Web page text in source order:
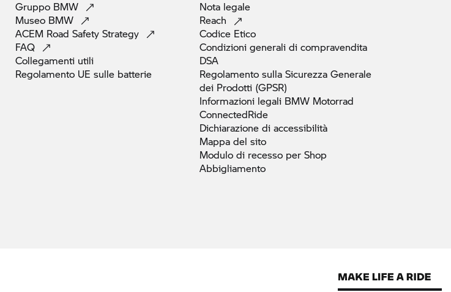
Gruppo BMW
Museo BMW
ACEM Road Safety Strategy
FAQ
Collegamenti utili
Regolamento UE sulle batterie
Nota legale
Reach
Codice Etico
Condizioni generali di compravendita
DSA
Regolamento sulla Sicurezza Generale
dei Prodotti (GPSR)
Informazioni legali BMW Motorrad
ConnectedRide
Dichiarazione di accessibilità
Mappa del sito
Modulo di recesso per Shop
Abbigliamento